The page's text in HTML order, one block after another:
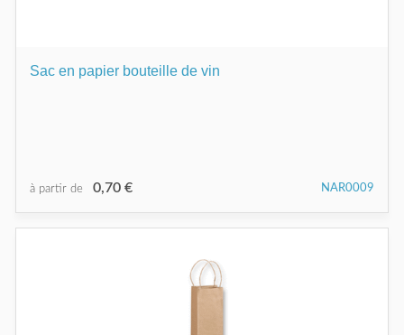
Sac en papier bouteille de vin
à partir de 0,70 € NAR0009